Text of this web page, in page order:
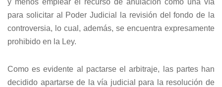
para solicitar al Poder Judicial la revisión del fondo de la
controversia, lo cual, además, se encuentra expresamente
prohibido en la Ley.
Como es evidente al pactarse el arbitraje, las partes han
decidido apartarse de la vía judicial para la resolución de